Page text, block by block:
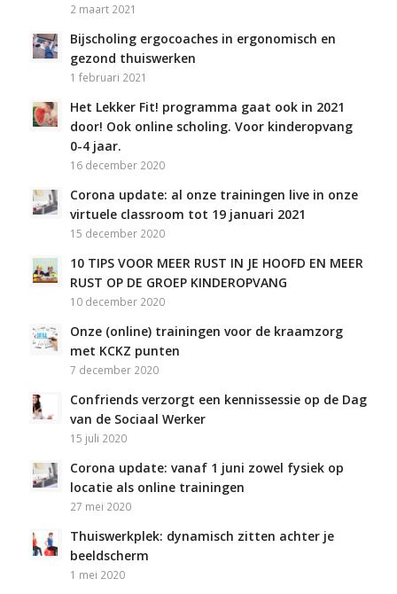
2 maart 2021
Bijscholing ergocoaches in ergonomisch en
gezond thuiswerken
1 februari 2021
Het Lekker Fit! programma gaat ook in 2021
door! Ook online scholing. Voor kinderopvang
0-4 jaar.
16 december 2020
Corona update: al onze trainingen live in onze
virtuele classroom tot 19 januari 2021
15 december 2020
10 TIPS VOOR MEER RUST IN JE HOOFD EN MEER
RUST OP DE GROEP KINDEROPVANG
10 december 2020
Onze (online) trainingen voor de kraamzorg
met KCKZ punten
7 december 2020
Confriends verzorgt een kennissessie op de Dag
van de Sociaal Werker
15 juli 2020
Corona update: vanaf 1 juni zowel fysiek op
locatie als online trainingen
27 mei 2020
Thuiswerkplek: dynamisch zitten achter je
beeldscherm
1 mei 2020